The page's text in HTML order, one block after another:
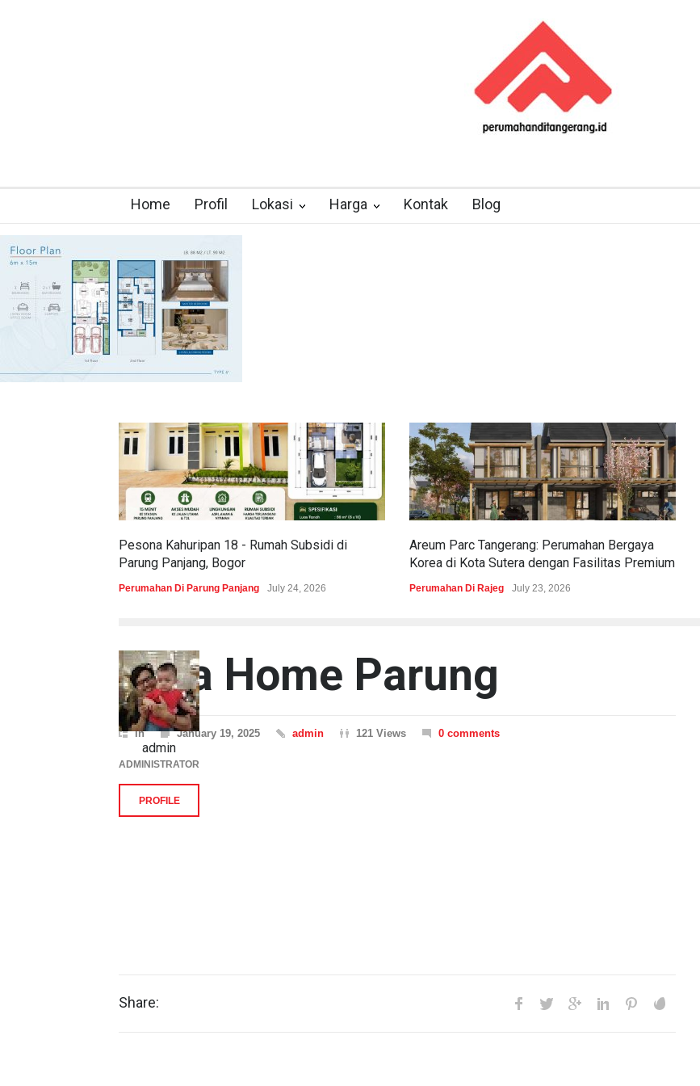
Home Profil Lokasi Harga Kontak Blog
Pesona Kahuripan 18 - Rumah Subsidi di
Parung Panjang, Bogor
Perumahan Di Parung Panjang July 24, 2026
Areum Parc Tangerang: Perumahan Bergaya
Korea di Kota Sutera dengan Fasilitas Premium
Perumahan Di Rajeg July 23, 2026
Aura Home Parung
In January 19, 2025 admin 121 Views 0 comments
admin
ADMINISTRATOR
PROFILE
Share: